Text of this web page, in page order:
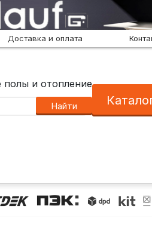
Доставка и оплата
полы и отопление
Найти